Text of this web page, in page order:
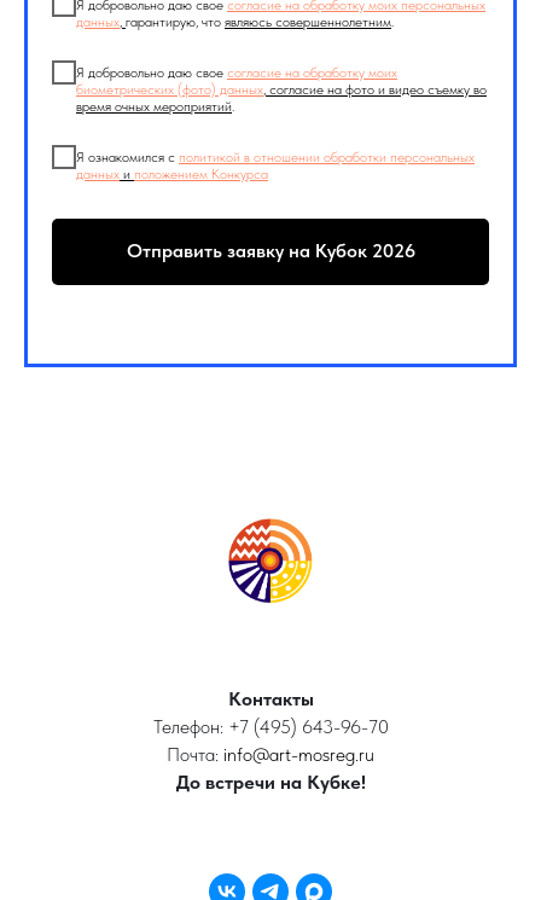
Я добровольно даю свое согласие на обработку моих персональных
данных, гарантирую, что являюсь совершеннолетним.
Я добровольно даю свое согласие на обработку моих
биометрических (фото) данных , согласие на фото и видео съемку во
время очных мероприятий
Я ознакомился с политикой в отношении обработки персональных
данных и положением Конкурса
Отправить заявку на Кубок 2026
Контакты
Телефон: +7 (495) 643-96-70
Почта: info@art-mosreg.ru
До встречи на Кубке!